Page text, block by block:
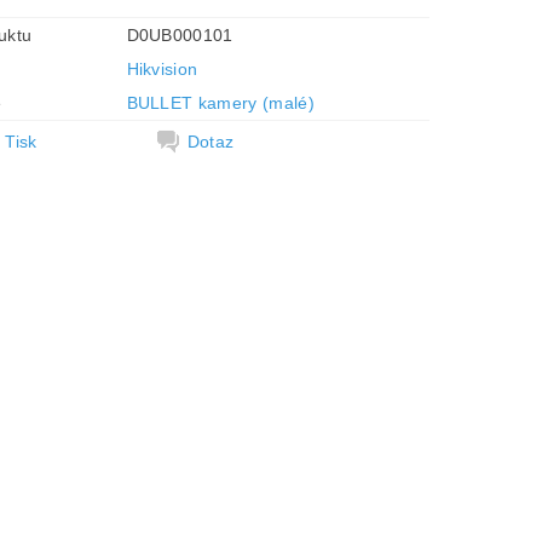
D0UB000101
Hikvision
BULLET kamery (malé)
Tisk
Dotaz